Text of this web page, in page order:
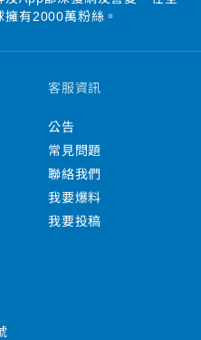
有2000萬粉絲。
客服資訊
公告
常見問題
聯絡我們
我要爆料
我要投稿